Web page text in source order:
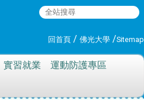
回首頁 / 佛光大學 /Sitemap
實習就業
運動防護專區